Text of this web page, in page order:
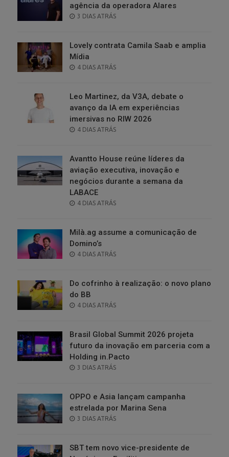
agência da operadora Alares
POSTED
3 DIAS ATRÁS
Lovely contrata Camila Saab e amplia
Mídia
POSTED
4 DIAS ATRÁS
Leo Martinez, da V3A, debate o
avanço da IA em experiências
imersivas no RIW 2026
POSTED
4 DIAS ATRÁS
Avantto House reúne líderes da
aviação executiva, inovação e
negócios durante a semana da
LABACE
POSTED
4 DIAS ATRÁS
Milà.ag assume a comunicação de
Domino’s
POSTED
4 DIAS ATRÁS
Do cofrinho à realização: o novo plano
do BB
POSTED
4 DIAS ATRÁS
Brasil Global Summit 2026 projeta
futuro da inovação em parceria com a
Holding in.Pacto
POSTED
3 DIAS ATRÁS
OPPO e Asia lançam campanha
estrelada por Marina Sena
POSTED
3 DIAS ATRÁS
SBT tem novo vice-presidente de